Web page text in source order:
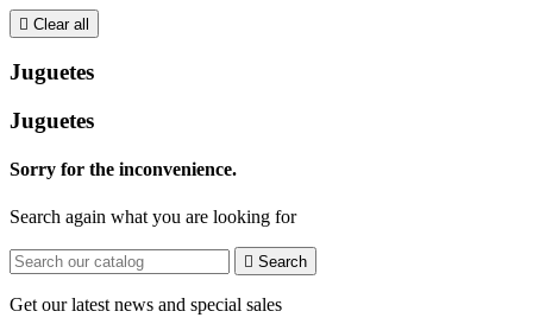
 Clear all
Juguetes
Juguetes
Sorry for the inconvenience.
Search again what you are looking for
 Search
Get our latest news and special sales